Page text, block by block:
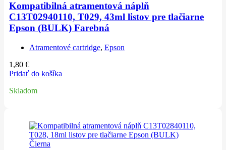
Kompatibilná atramentová náplň
C13T02940110, T029, 43ml listov pre tlačiarne
Epson (BULK) Farebná
Atramentové cartridge, Epson
1,80 €
Pridať do košíka
Skladom